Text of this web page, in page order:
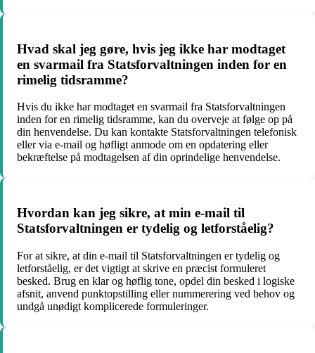
Hvad skal jeg gøre, hvis jeg ikke har modtaget
en svarmail fra Statsforvaltningen inden for en
rimelig tidsramme?
Hvis du ikke har modtaget en svarmail fra Statsforvaltningen
inden for en rimelig tidsramme, kan du overveje at følge op på
din henvendelse. Du kan kontakte Statsforvaltningen telefonisk
eller via e-mail og høfligt anmode om en opdatering eller
bekræftelse på modtagelsen af din oprindelige henvendelse.
Hvordan kan jeg sikre, at min e-mail til
Statsforvaltningen er tydelig og letforståelig?
For at sikre, at din e-mail til Statsforvaltningen er tydelig og
letforståelig, er det vigtigt at skrive en præcist formuleret
besked. Brug en klar og høflig tone, opdel din besked i logiske
afsnit, anvend punktopstilling eller nummerering ved behov og
undgå unødigt komplicerede formuleringer.